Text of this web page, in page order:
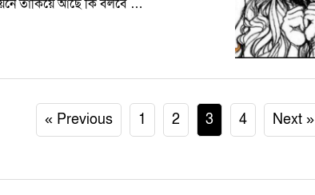
তাকিয়ে আছে কি বলবে …
« Previous 1 2 3 4 Next »